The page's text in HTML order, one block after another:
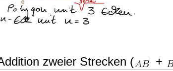
zweier Strecken ( +